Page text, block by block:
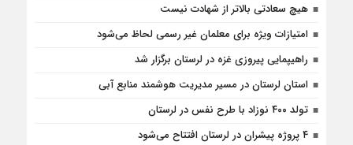
هیچ سعادتی بالاتر از شهادت نیست
امتیازات ویژه برای معلمان غیر رسمی لحاظ می‌شود
راهیپمایی پیروزی غزه در لرستان برگزار شد
استان لرستان در مسیر مدیریت هوشمند منابع آبی
تولد ۴۰۰ نوزاد با طرح نفس در لرستان
۴ پروژه پیشران در لرستان افتتاح می‌شود